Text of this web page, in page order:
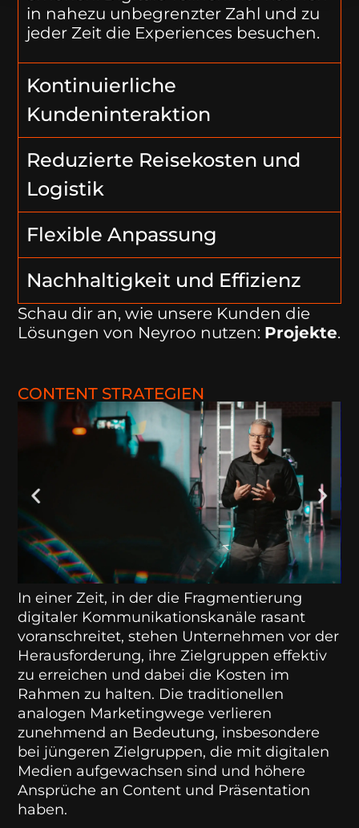
in nahezu unbegrenzter Zahl und zu
jeder Zeit die Experiences besuchen.
Kontinuierliche
Kundeninteraktion
Reduzierte Reisekosten und
Logistik
Flexible Anpassung
Nachhaltigkeit und Effizienz
Schau dir an, wie unsere Kunden die
Lösungen von Neyroo nutzen: Projekte.
CONTENT STRATEGIEN
In einer Zeit, in der die Fragmentierung
digitaler Kommunikationskanäle rasant
voranschreitet, stehen Unternehmen vor der
Herausforderung, ihre Zielgruppen effektiv
zu erreichen und dabei die Kosten im
Rahmen zu halten. Die traditionellen
analogen Marketingwege verlieren
zunehmend an Bedeutung, insbesondere
bei jüngeren Zielgruppen, die mit digitalen
Medien aufgewachsen sind und höhere
Ansprüche an Content und Präsentation
haben.